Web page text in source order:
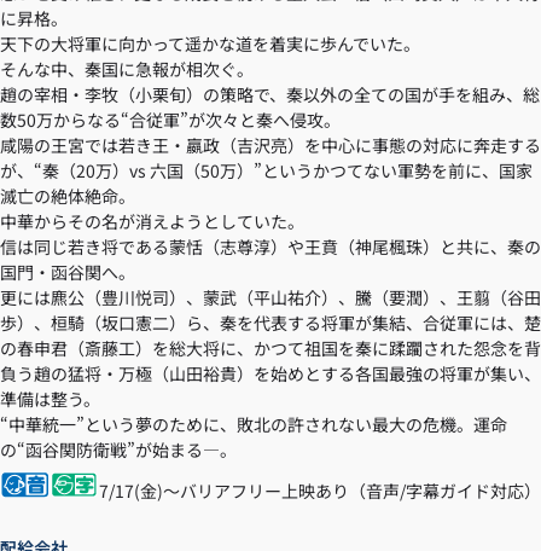
に昇格。
天下の大将軍に向かって遥かな道を着実に歩んでいた。
そんな中、秦国に急報が相次ぐ。
趙の宰相・李牧（小栗旬）の策略で、秦以外の全ての国が手を組み、総
数50万からなる“合従軍”が次々と秦へ侵攻。
咸陽の王宮では若き王・嬴政（吉沢亮）を中心に事態の対応に奔走する
が、“秦（20万）vs 六国（50万）”というかつてない軍勢を前に、国家
滅亡の絶体絶命。
中華からその名が消えようとしていた。
信は同じ若き将である蒙恬（志尊淳）や王賁（神尾楓珠）と共に、秦の
国門・函谷関へ。
更には麃公（豊川悦司）、蒙武（平山祐介）、騰（要潤）、王翦（谷田
歩）、桓騎（坂口憲二）ら、秦を代表する将軍が集結、合従軍には、楚
の春申君（斎藤工）を総大将に、かつて祖国を秦に蹂躙された怨念を背
負う趙の猛将・万極（山田裕貴）を始めとする各国最強の将軍が集い、
準備は整う。
“中華統一”という夢のために、敗北の許されない最大の危機。運命
の“函谷関防衛戦”が始まる―。
7/17(金)～バリアフリー上映あり（音声/字幕ガイド対応）